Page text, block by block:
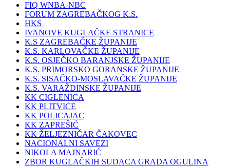
FIQ WNBA-NBC
FORUM ZAGREBAČKOG K.S.
HKS
IVANOVE KUGLAČKE STRANICE
K.S ZAGREBAČKE ŽUPANIJE
K.S. KARLOVAČKE ŽUPANIJE
K.S. OSJEČKO BARANJSKE ŽUPANIJE
K.S. PRIMORSKO GORANSKE ŽUPANIJE
K.S. SISAČKO-MOSLAVAČKE ŽUPANIJE
K.S. VARAŽDINSKE ŽUPANIJE
KK CIGLENICA
KK PLITVICE
KK POLICAJAC
KK ZAPREŠIĆ
KK ŽELJEZNIČAR ČAKOVEC
NACIONALNI SAVEZI
NIKOLA MAJNARIĆ
ZBOR KUGLAČKIH SUDACA GRADA OGULINA